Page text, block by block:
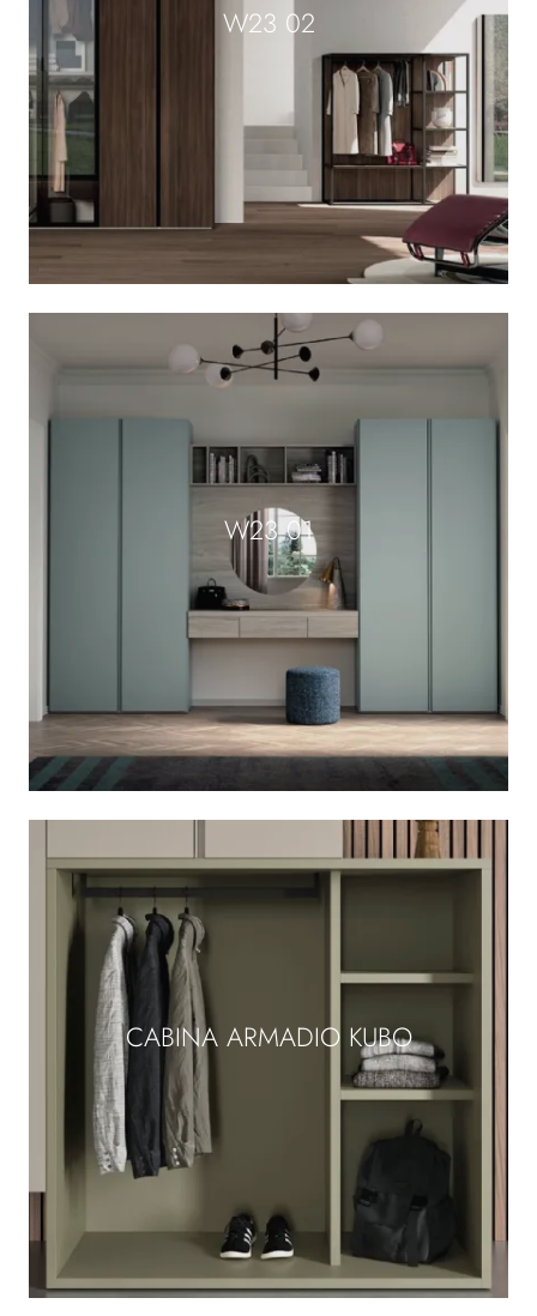
W23 02
W23 01
CABINA ARMADIO KUBO